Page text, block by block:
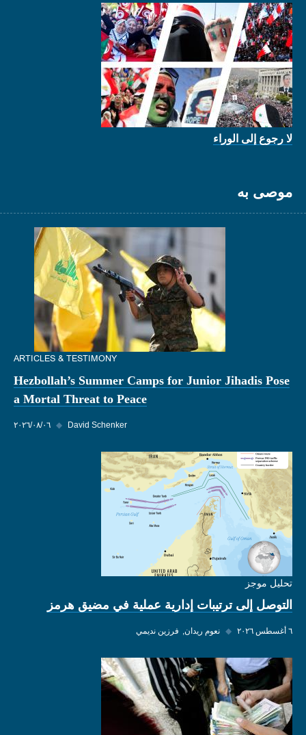
لا رجوع إلى الوراء
موصى به
ARTICLES & TESTIMONY
Hezbollah’s Summer Camps for Junior Jihadis Pose
a Mortal Threat to Peace
٠٦‏/٠٨‏/٢٠٢٦ ◆ David Schenker
تحليل موجز
التوصل إلى ترتيبات إدارية عملية في مضيق هرمز
٦ أغسطس ٢٠٢٦ ◆ نعوم ريدان فرزين نديمي